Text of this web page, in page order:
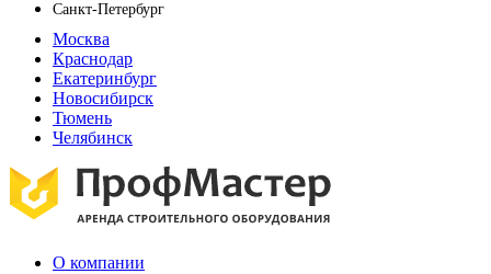
Санкт-Петербург
Москва
Краснодар
Екатеринбург
Новосибирск
Тюмень
Челябинск
О компании